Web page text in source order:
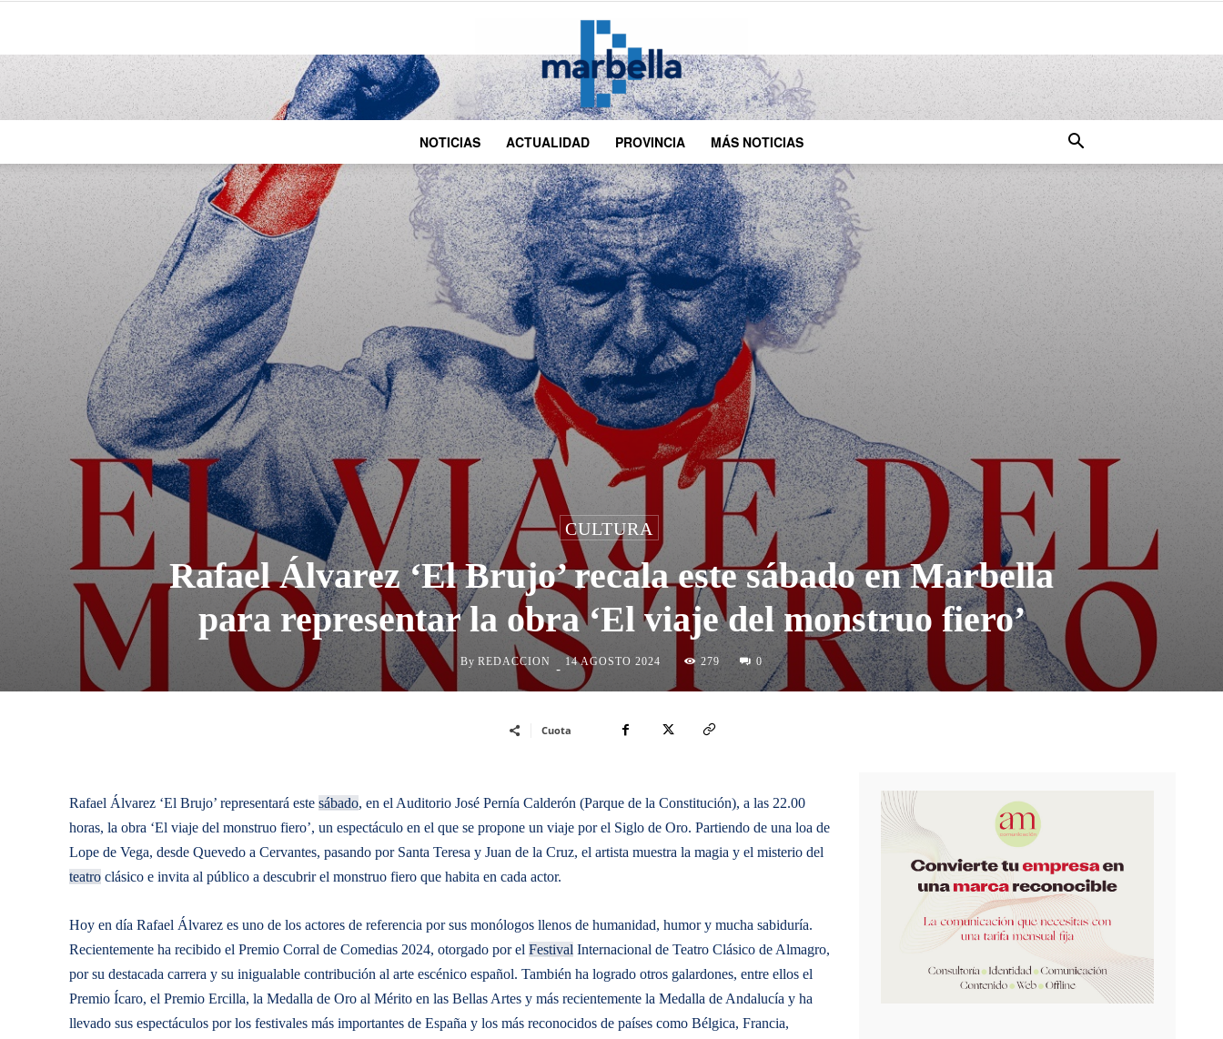
DMarbella
NOTICIAS ACTUALIDAD PROVINCIA MÁS NOTICIAS
CULTURA
Rafael Álvarez ‘El Brujo’ recala este sábado en Marbella
para representar la obra ‘El viaje del monstruo fiero’
By REDACCION - 14 AGOSTO 2024 279 0
Cuota
Rafael Álvarez ‘El Brujo’ representará este sábado, en el Auditorio José Pernía Calderón (Parque de la Constitución), a las 22.00
horas, la obra ‘El viaje del monstruo fiero’, un espectáculo en el que se propone un viaje por el Siglo de Oro. Partiendo de una loa de
Lope de Vega, desde Quevedo a Cervantes, pasando por Santa Teresa y Juan de la Cruz, el artista muestra la magia y el misterio del
teatro clásico e invita al público a descubrir el monstruo fiero que habita en cada actor.
Hoy en día Rafael Álvarez es uno de los actores de referencia por sus monólogos llenos de humanidad, humor y mucha sabiduría.
Recientemente ha recibido el Premio Corral de Comedias 2024, otorgado por el Festival Internacional de Teatro Clásico de Almagro,
por su destacada carrera y su inigualable contribución al arte escénico español. También ha logrado otros galardones, entre ellos el
Premio Ícaro, el Premio Ercilla, la Medalla de Oro al Mérito en las Bellas Artes y más recientemente la Medalla de Andalucía y ha
llevado sus espectáculos por los festivales más importantes de España y los más reconocidos de países como Bélgica, Francia,